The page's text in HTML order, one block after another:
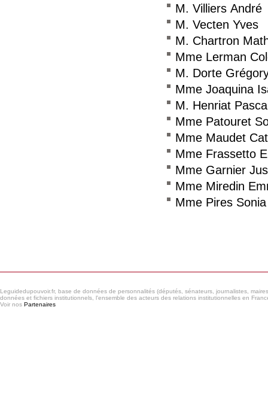
M. Villiers André
M. Vecten Yves
M. Chartron
Mme Lerman
M. Dorte
Mme Joaquina
M. Henriat
Mme Patouret
Mme Maudet
Mme Frassetto
Mme Garnier
Mme Miredin
Mme Pires Sonia
Leguidedupouvoir.fr, base de données de personnalités (députés, sénateurs, journalistes,
données et fichiers institutionnels, l'ensemble des acteurs des relations institutionnelles en
Voir nos Partenaires